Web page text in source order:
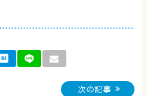
次の記事